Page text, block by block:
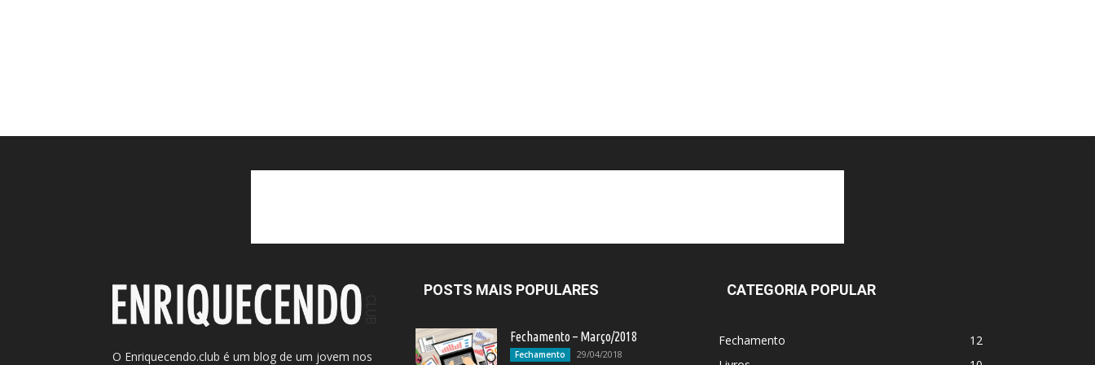
O Enriquecendo.club é um blog de um jovem nos
POSTS MAIS POPULARES
Fechamento – Março/2018
Fechamento 29/04/2018
CATEGORIA POPULAR
Fechamento
12